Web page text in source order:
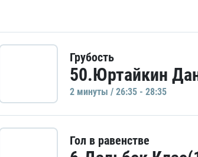
Грубость
50.Юртайкин
2 минуты / 26:35 - 28:35
Гол в равенстве